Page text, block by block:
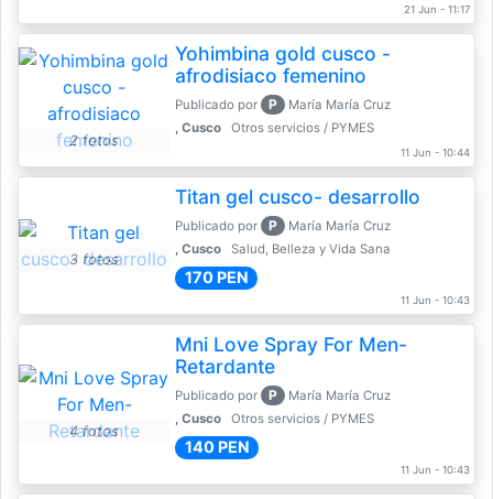
21 Jun - 11:17
2 fotos
Yohimbina gold cusco -
afrodisiaco femenino
Publicado por P
María María Cruz
, Cusco
Otros servicios / PYMES
11 Jun - 10:44
3 fotos
Titan gel cusco- desarrollo
Publicado por P
María María Cruz
, Cusco
Salud, Belleza y Vida Sana
170 PEN
11 Jun - 10:43
4 fotos
Mni Love Spray For Men-
Retardante
Publicado por P
María María Cruz
, Cusco
Otros servicios / PYMES
140 PEN
11 Jun - 10:43